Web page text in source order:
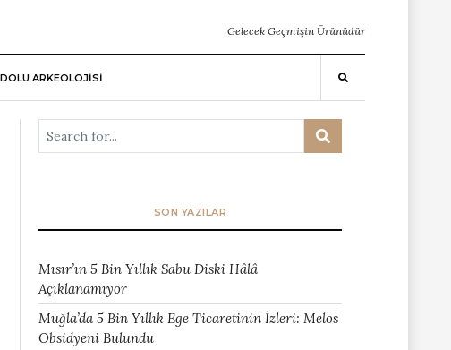
Gelecek Geçmişin Ürünüdür
ARKEOLOJİSİ
SON YAZILAR
Mısır’ın 5 Bin Yıllık Sabu Diski Hâlâ
Açıklanamıyor
Muğla’da 5 Bin Yıllık Ege Ticaretinin İzleri: Melos
Obsidyeni Bulundu